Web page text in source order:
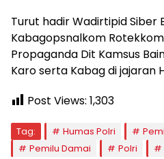
Turut hadir Wadirtipid Siber
Kabagopsnalkom Rotekkom
Propaganda Dit Kamsus
Karo serta Kabag di jajaran
Post Views: 1,303
Tag: Humas Polri
Pemilu Damai
Polri